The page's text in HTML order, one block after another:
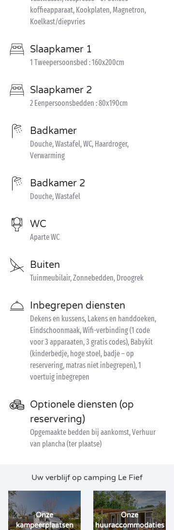
koffieapparaat, Kookplaten, Magnetron,
Koelkast/diepvries
Slaapkamer 1
1 Tweepersoonsbed : 160x200cm
Slaapkamer 2
2 Eenpersoonsbedden : 80x190cm
Badkamer
Douche, Wastafel, WC, Haardroger,
Verwarming
Badkamer 2
Douche, Wastafel
WC
Aparte WC
Buiten
Tuinmeubilair, Zonnebedden, Droogrek
Inbegrepen diensten
Dekens en kussens, Lakens en handdoeken,
Eindschoonmaak, Wifi-verbinding (1 code
voor 3 apparaaten, 3 gratis codes), Babykit
(kinderbedje, hoge stoel, badje – op
reservering, matras niet inbegrepen), 1
voertuig inbegrepen
Optionele diensten (op
reservering)
Opgemaakte bedden bij aankomst, Verhuur
van plancha (ter plaatse)
Uw verblijf op camping Le Fief
Onze
kampeerplaatsen
Onze
huuraccommodaties